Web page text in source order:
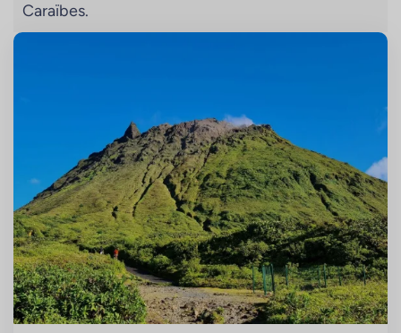
Caraïbes.